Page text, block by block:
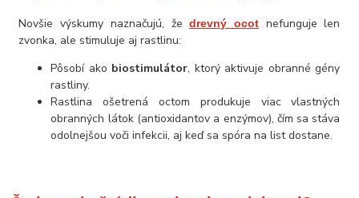
Novšie výskumy naznačujú, žedrevný ocot nefunguje len
zvonka, ale stimuluje aj rastlinu:
Pôsobí ako biostimulátor, ktorý aktivuje obranné gény
rastliny.
Rastlina ošetrená octom produkuje viac vlastných
obranných látok (antioxidantov a enzýmov), čím sa stáva
odolnejšou voči infekcii, aj keď sa spóra na list dostane.